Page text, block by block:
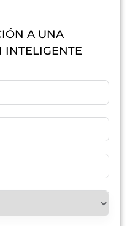
A UNA
INTELIGENTE